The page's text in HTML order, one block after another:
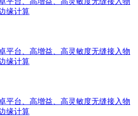
缘计算
平台、高增益、高灵敏度无缝接入物
缘计算
平台、高增益、高灵敏度无缝接入物
缘计算